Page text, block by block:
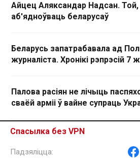
Спасылка без VPN
Айцец Аляксандар Надсан. Той,
аб'ядноўваць беларусаў
Беларусь запатрабавала ад
журналіста. Хронікі рэпрэсій 7
Палова расіян не лічыць
сваёй арміі ў вайне супраць
Са спадзевам на Чалавека-
Беларусі будуюць